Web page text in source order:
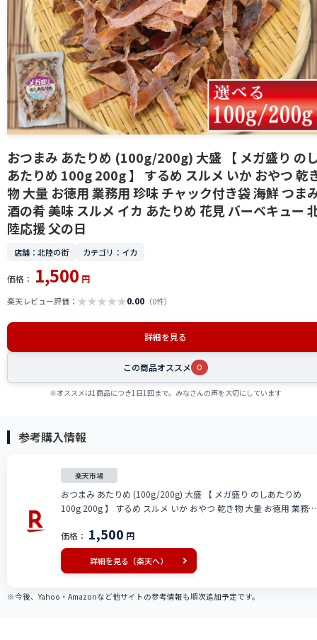
おつまみ あたりめ (100g/200g) 大盛 【 メガ盛り の
あたりめ 100g 200g 】 するめ スルメ いか おやつ 乾
物 大量 お徳用 業務用 珍味 チャック付き袋 海鮮 つま
酒の肴 美味 スルメ イカ あたりめ 花見 バーベキュー
陸応援 父の日
店舗：北陸の街 カテゴリ：イカ
価格： 1,500 円
楽天レビュー評価： ★★★★★0.00 （0件）
詳細を見る
この商品オススメ 0
※オススメは1商品につき1日1回まで。みなさんの声を大切にしています
参考購入情報
楽天市場
おつまみ あたりめ (100g/200g) 大盛 【 メガ盛り のしあたりめ
100g 200g 】 するめ スルメ いか おやつ 乾き物 大量 お徳用 業務用
花見 バーベキュー 北陸応援 父の日
価格： 1,500 円
詳細を見る（楽天へ）
※今後、Yahoo・Amazonなど他サイトの参考情報も順次追加予定です。